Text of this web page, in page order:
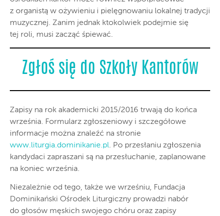
z organistą w ożywieniu i pielęgnowaniu lokalnej tradycji
muzycznej. Zanim jednak ktokolwiek podejmie się
tej roli, musi zacząć śpiewać.
Zgłoś się do Szkoły Kantorów
Zapisy na rok akademicki 2015/2016 trwają do końca
września. Formularz zgłoszeniowy i szczegółowe
informacje można znaleźć na stronie
www.liturgia.dominikanie.pl. Po przesłaniu zgłoszenia
kandydaci zapraszani są na przesłuchanie, zaplanowane
na koniec września.
Niezależnie od tego, także we wrześniu, Fundacja
Dominikański Ośrodek Liturgiczny prowadzi nabór
do głosów męskich swojego chóru oraz zapisy